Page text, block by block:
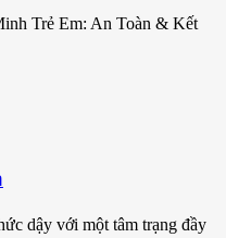
Trẻ Em: An Toàn & Kết
dậy với một tâm trạng đầy